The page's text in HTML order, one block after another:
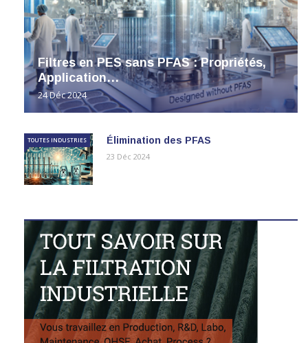
Filtres en PES sans PFAS : Propriétés,
Application…
24 Déc 2024
Élimination des PFAS
TOUTES INDUSTRIES
23 Déc 2024